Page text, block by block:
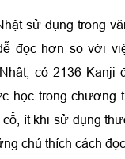
sử dụng trong
đọc hơn so với
có 2136 Kanji
học trong chương
ít khi sử dụng
chú thích cách